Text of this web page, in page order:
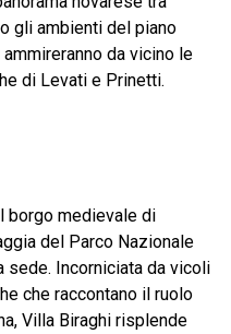
gli ambienti del piano
da vicino le
di Levati e Prinetti.
borgo medievale di
del Parco Nazionale
sede. Incorniciata da vicoli
che raccontano il ruolo
Villa Biraghi risplende